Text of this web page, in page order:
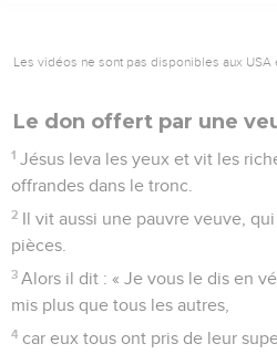
Les vidéos ne sont pas disponibles aux USA
Le don offert par une
1 Jésus leva les yeux et vit les
offrandes dans le tronc.
2 Il vit aussi une pauvre veuve,
pièces.
3 Alors il dit : « Je vous le dis en
mis plus que tous les autres,
4 car eux tous ont pris de leur